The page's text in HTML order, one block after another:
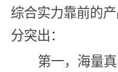
综合实力靠前的
分突出：
第一，海量